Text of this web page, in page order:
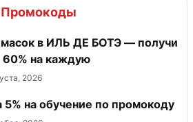
Промокоды
масок в ИЛЬ ДЕ БОТЭ — получи
60% на каждую
2026
5% на обучение по промокоду